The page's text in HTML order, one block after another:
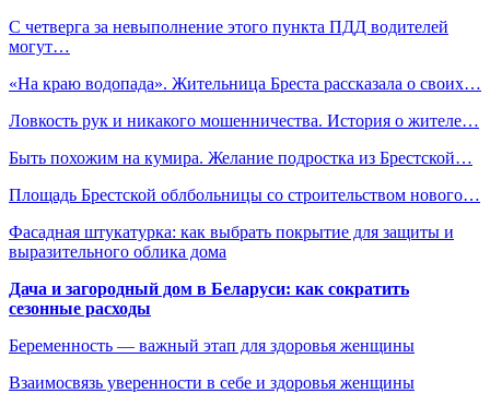
С четверга за невыполнение этого пункта ПДД водителей
могут…
«На краю водопада». Жительница Бреста рассказала о своих…
Ловкость рук и никакого мошенничества. История о жителе…
Быть похожим на кумира. Желание подростка из Брестской…
Площадь Брестской облбольницы со строительством нового…
Фасадная штукатурка: как выбрать покрытие для защиты и
выразительного облика дома
Дача и загородный дом в Беларуси: как сократить
сезонные расходы
Беременность — важный этап для здоровья женщины
Взаимосвязь уверенности в себе и здоровья женщины